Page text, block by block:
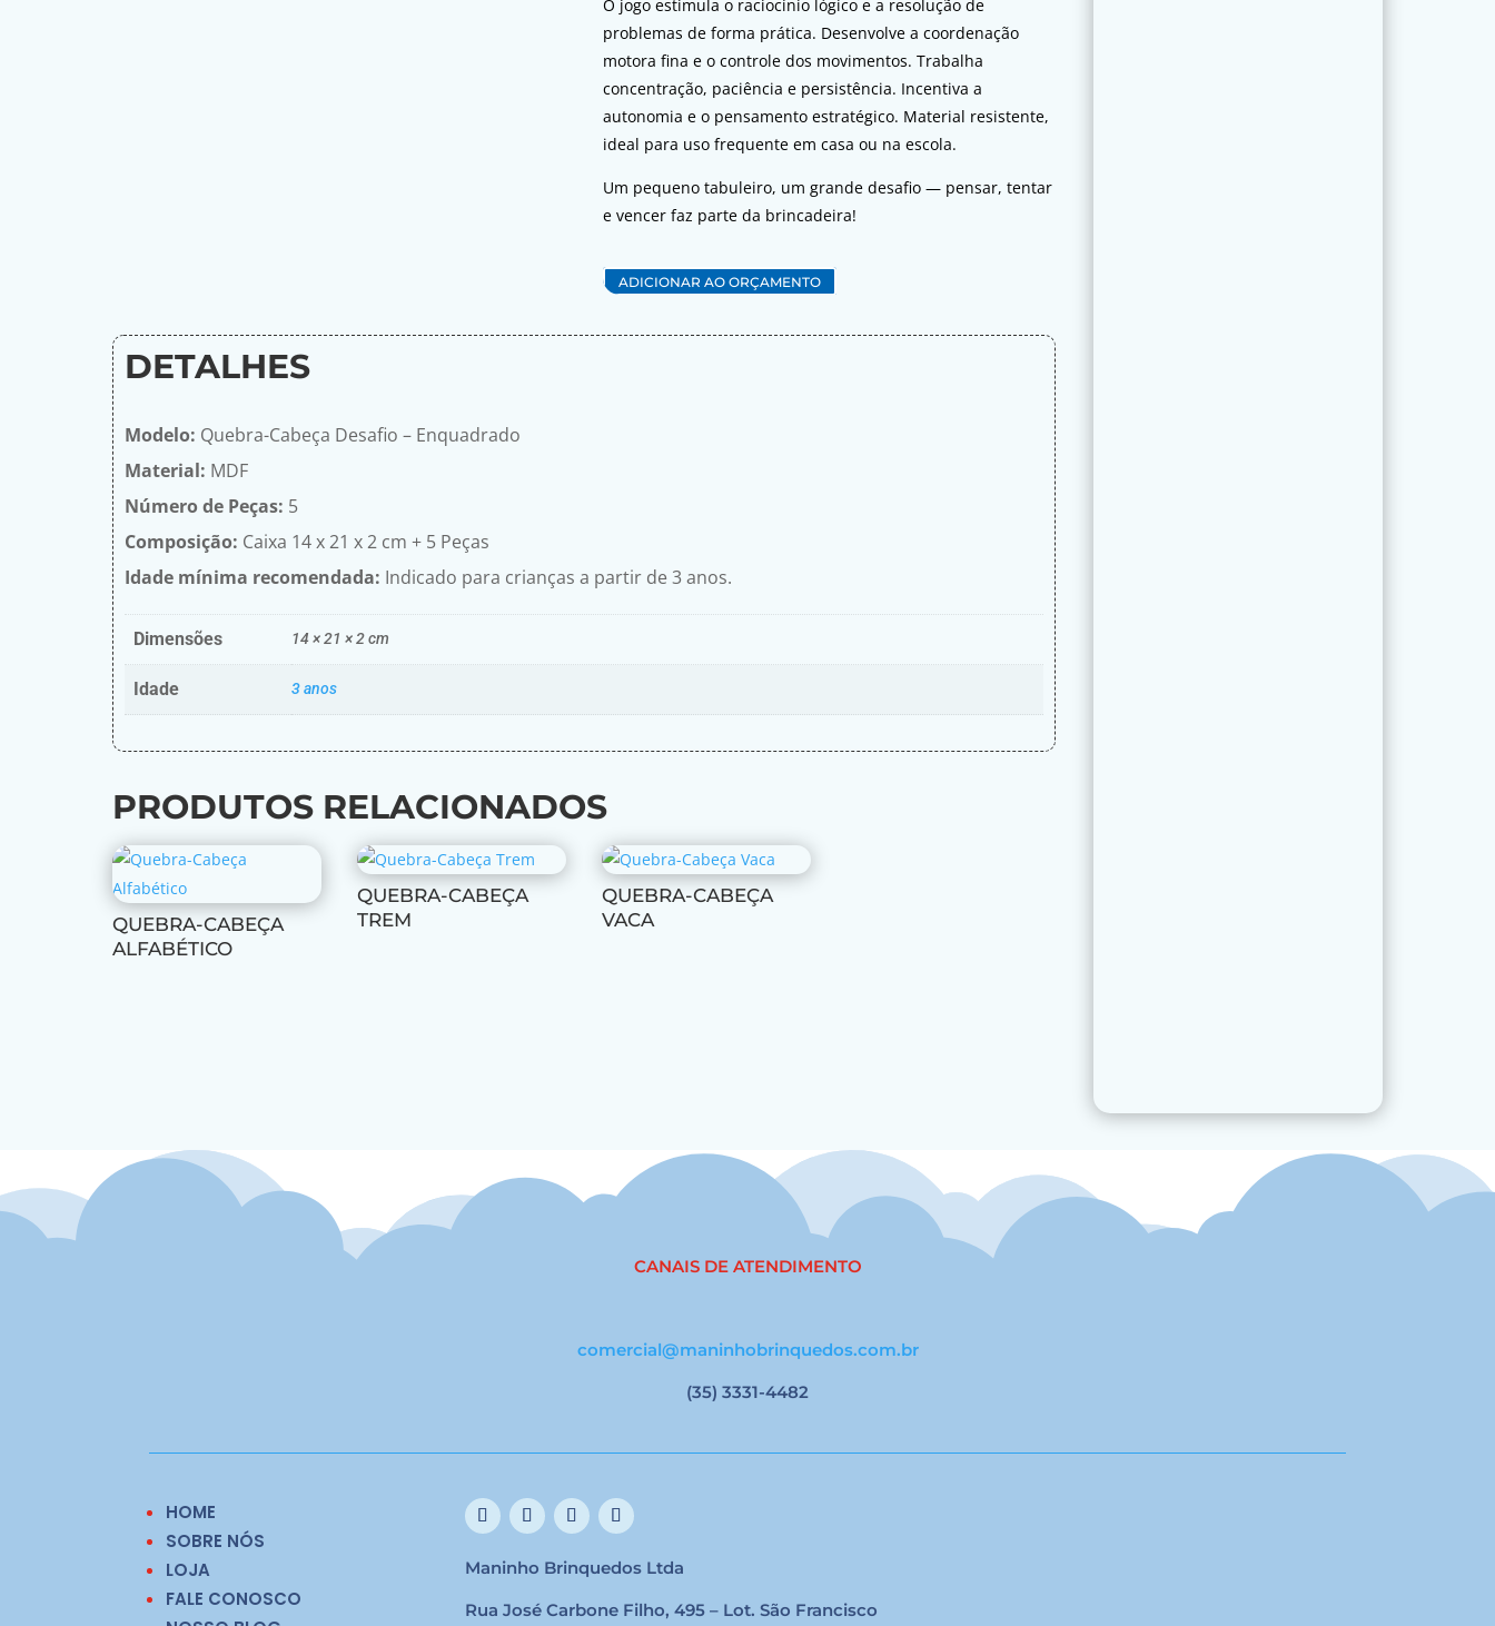
O jogo estimula o raciocínio lógico e a resolução de
problemas de forma prática. Desenvolve a coordenação
motora fina e o controle dos movimentos. Trabalha
concentração, paciência e persistência. Incentiva a
autonomia e o pensamento estratégico. Material resistente,
ideal para uso frequente em casa ou na escola.
Um pequeno tabuleiro, um grande desafio — pensar, tentar
e vencer faz parte da brincadeira!
ADICIONAR AO ORÇAMENTO
DETALHES
Modelo: Quebra-Cabeça Desafio – Enquadrado
Material: MDF
Número de Peças: 5
Composição: Caixa 14 x 21 x 2 cm + 5 Peças
Idade mínima recomendada: Indicado para crianças a partir de 3 anos.
Dimensões 14 × 21 × 2 cm
Idade 3 anos
PRODUTOS RELACIONADOS
QUEBRA-CABEÇA
ALFABÉTICO
QUEBRA-CABEÇA
TREM
QUEBRA-CABEÇA
VACA
CANAIS DE ATENDIMENTO
comercial@maninhobrinquedos.com.br
(35) 3331-4482
HOME
SOBRE NÓS
LOJA
FALE CONOSCO
Maninho Brinquedos Ltda
Rua José Carbone Filho, 495 – Lot. São Francisco